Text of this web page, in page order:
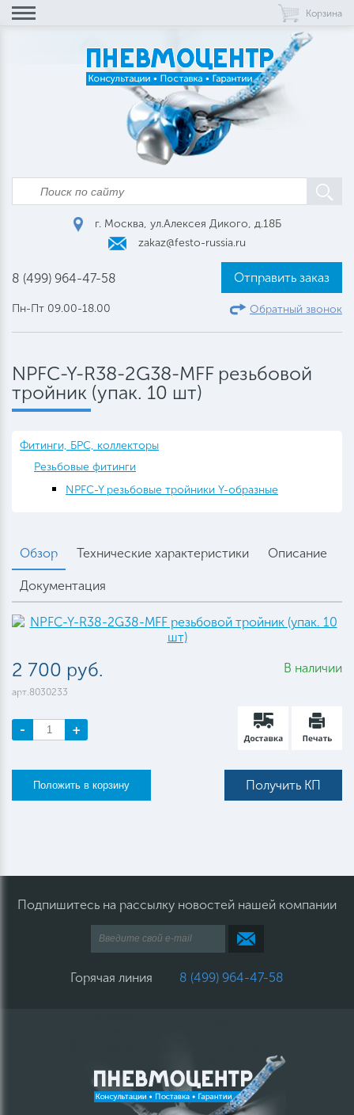
Корзина
г. Москва, ул.Алексея Дикого, д.18Б
zakaz@festo-russia.ru
8 (499) 964-47-58
Пн-Пт 09.00-18.00
Отправить заказ
Обратный звонок
NPFC-Y-R38-2G38-MFF резьбовой
тройник (упак. 10 шт)
Фитинги, БРС, коллекторы
Резьбовые фитинги
NPFC-Y резьбовые тройники Y-образные
Обзор Технические характеристики Описание
Документация
2 700 руб.
арт.8030233
В наличии
- +
Получить КП
Подпишитесь на рассылку новостей нашей компании
Горячая линия 8 (499) 964-47-58